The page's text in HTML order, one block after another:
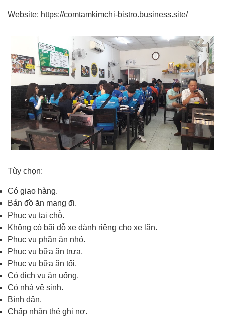
Website: https://comtamkimchi-bistro.business.site/
Tùy chọn:
Có giao hàng.
Bán đồ ăn mang đi.
Phục vụ tại chỗ.
Không có bãi đỗ xe dành riêng cho xe lăn.
Phục vụ phần ăn nhỏ.
Phục vụ bữa ăn trưa.
Phục vụ bữa ăn tối.
Có dịch vụ ăn uống.
Có nhà vệ sinh.
Bình dân.
Chấp nhận thẻ ghi nợ.